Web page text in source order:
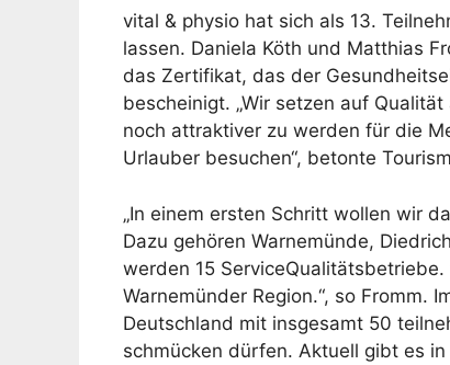
vital & physio hat sich als 13.
lassen. Daniela Köth und Matthias
das Zertifikat, das der
bescheinigt. „Wir setzen auf
noch attraktiver zu werden für die
Urlauber besuchen“, betonte
„In einem ersten Schritt wollen wir
Dazu gehören Warnemünde,
werden 15
Warnemünder Region.“, so Fromm.
Deutschland mit insgesamt 50
schmücken dürfen. Aktuell gibt es